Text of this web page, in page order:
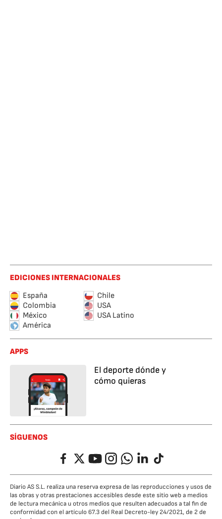
EDICIONES INTERNACIONALES
España
Chile
Colombia
USA
México
USA Latino
América
APPS
El deporte dónde y
cómo quieras
SÍGUENOS
FacebookTwitterYouTubeInstagramWhatsappLinkedIn
TikTok
Diario AS S.L. realiza una reserva expresa de las reproducciones y usos de
las obras y otras prestaciones accesibles desde este sitio web a medios
de lectura mecánica u otros medios que resulten adecuados a tal fin de
conformidad con el artículo 67.3 del Real Decreto-ley 24/2021, de 2 de